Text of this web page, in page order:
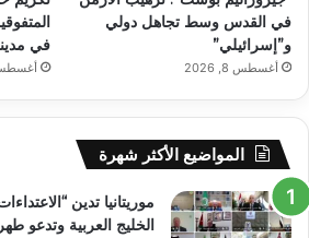
في القدس وسط تجاهل دولي
و”إسرائيلي”
أغسطس 8, 2026
في
أغسطس 8,
المواضيع الأكثر شهرة
موريتانيا تدين
الخليج العربية وتدعو